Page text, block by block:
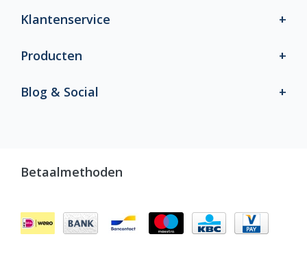
Klantenservice
Producten
Blog & Social
Betaalmethoden